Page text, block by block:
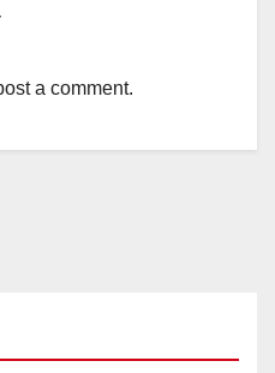
a comment.